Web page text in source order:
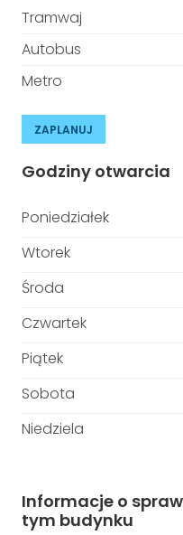
Tramwaj
Autobus
Metro
ZAPLANUJ
Godziny otwarcia
Poniedziałek
Wtorek
Środa
Czwartek
Piątek
Sobota
Niedziela
Informacje o
tym budynku